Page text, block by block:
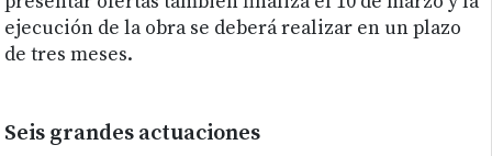
ejecución de la obra se deberá realizar en un plazo
de tres meses.
Seis grandes actuaciones